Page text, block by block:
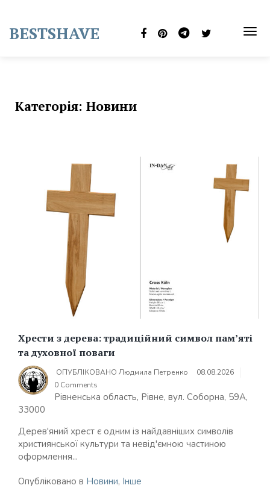
content
BESTSHAVE
Категорія: Новини
Хрести з дерева: традиційний символ пам’яті
та духовної поваги
ОПУБЛІКОВАНО Людмила Петренко
08.08.2026
0 Comments
Рівненська область, Рівне, вул. Соборна, 59А,
33000
Дерев'яний хрест є одним із найдавніших символів
християнської культури та невід'ємною частиною
оформлення...
Опубліковано в Новини, Інше